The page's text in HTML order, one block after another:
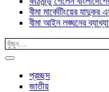
বীমা মার্কেটিংয়ের
বীমা আইন লঙ্ঘনের
প্রচ্ছদ
জাতীয়